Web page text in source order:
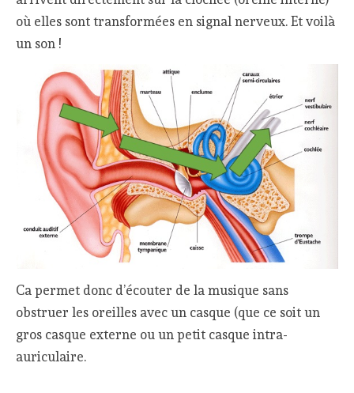
où elles sont transformées en signal nerveux. Et voilà
un son !
Ca permet donc d’écouter de la musique sans
obstruer les oreilles avec un casque (que ce soit un
gros casque externe ou un petit casque intra-
auriculaire.